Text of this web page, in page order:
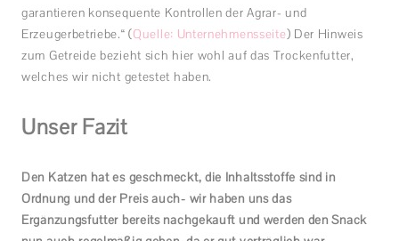
garantieren konsequente Kontrollen der Agrar- und
Erzeugerbetriebe.“ (Quelle: Unternehmensseite) Der Hinweis
zum Getreide bezieht sich hier wohl auf das Trockenfutter,
welches wir nicht getestet haben.
Unser Fazit
Den Katzen hat es geschmeckt, die Inhaltsstoffe sind in
Ordnung und der Preis auch- wir haben uns das
Ergänzungsfutter bereits nachgekauft und werden den Snack